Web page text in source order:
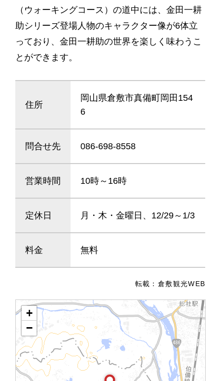
（ウォーキングコース）の道中には、金田一耕
助シリーズ登場人物のキャラクター像が6体立
っており、金田一耕助の世界を楽しく味わうこ
とができます。
住所
岡山県倉敷市真備町岡田154
6
問合せ先 086-698-8558
営業時間 10時～16時
定休日 月・木・金曜日、12/29～1/3
料金 無料
転載： 倉敷観光WEB
+
−